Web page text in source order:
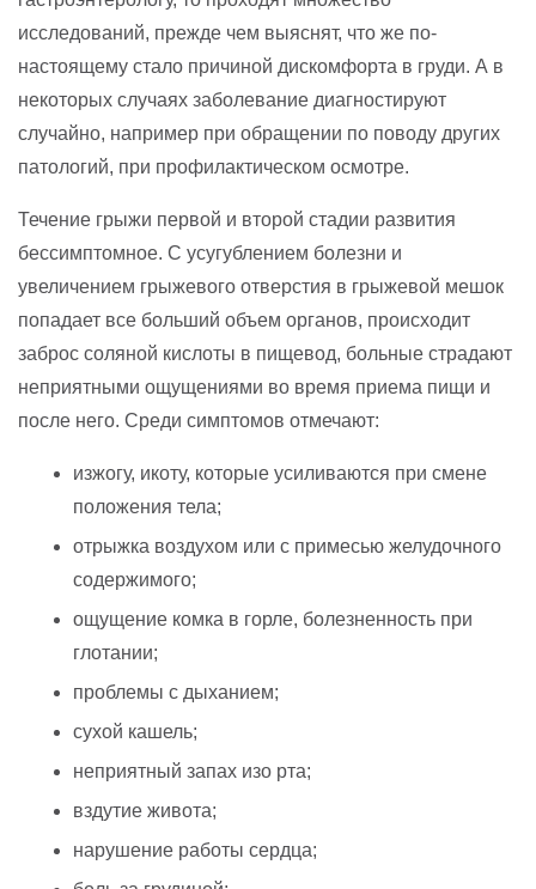
исследований, прежде чем выяснят, что же по-
настоящему стало причиной дискомфорта в груди. А в
некоторых случаях заболевание диагностируют
случайно, например при обращении по поводу других
патологий, при профилактическом осмотре.
Течение грыжи первой и второй стадии развития
бессимптомное. С усугублением болезни и
увеличением грыжевого отверстия в грыжевой мешок
попадает все больший объем органов, происходит
заброс соляной кислоты в пищевод, больные страдают
неприятными ощущениями во время приема пищи и
после него. Среди симптомов отмечают:
изжогу, икоту, которые усиливаются при смене
положения тела;
отрыжка воздухом или с примесью желудочного
содержимого;
ощущение комка в горле, болезненность при
глотании;
проблемы с дыханием;
сухой кашель;
неприятный запах изо рта;
вздутие живота;
нарушение работы сердца;